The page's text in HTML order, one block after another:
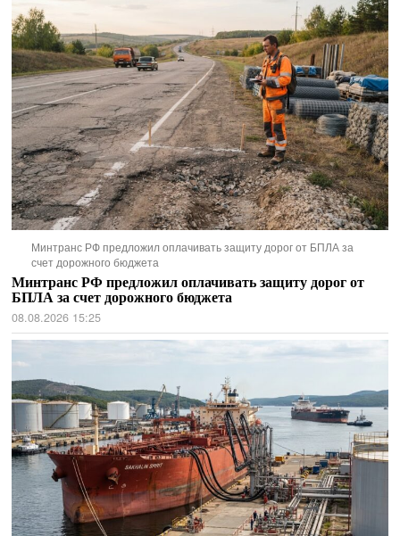
Минтранс РФ предложил оплачивать защиту дорог от БПЛА за
счет дорожного бюджета
Минтранс РФ предложил оплачивать защиту дорог от
БПЛА за счет дорожного бюджета
08.08.2026 15:25